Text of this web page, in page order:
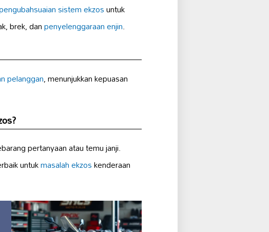
sistem ekzosuntuk
brek, danpenyelenggaraan enjin.
pelanggan, menunjukkan kepuasan
pertanyaan atau temu janji.
untukmasalah ekzoskenderaan